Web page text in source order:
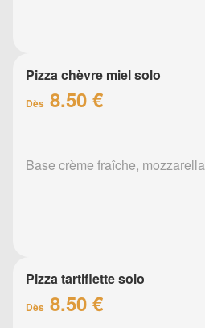
Pizza chèvre miel solo
Dès 8.50 €
Base crème fraîche,
Pizza tartiflette solo
Dès 8.50 €